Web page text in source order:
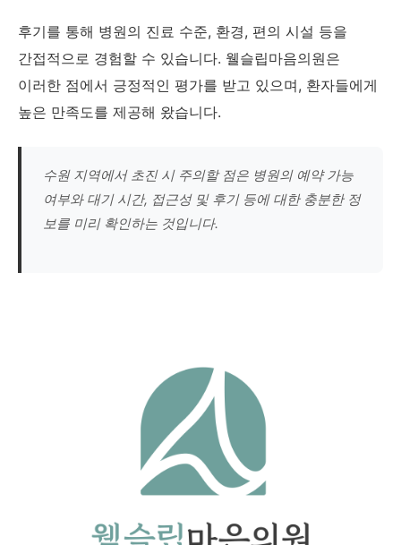
후기를 통해 병원의 진료 수준, 환경, 편의 시설 등을
간접적으로 경험할 수 있습니다. 웰슬립마음의원은
이러한 점에서 긍정적인 평가를 받고 있으며, 환자들에게
높은 만족도를 제공해 왔습니다.
수원 지역에서 초진 시 주의할 점은 병원의 예약 가능
여부와 대기 시간, 접근성 및 후기 등에 대한 충분한 정
보를 미리 확인하는 것입니다.